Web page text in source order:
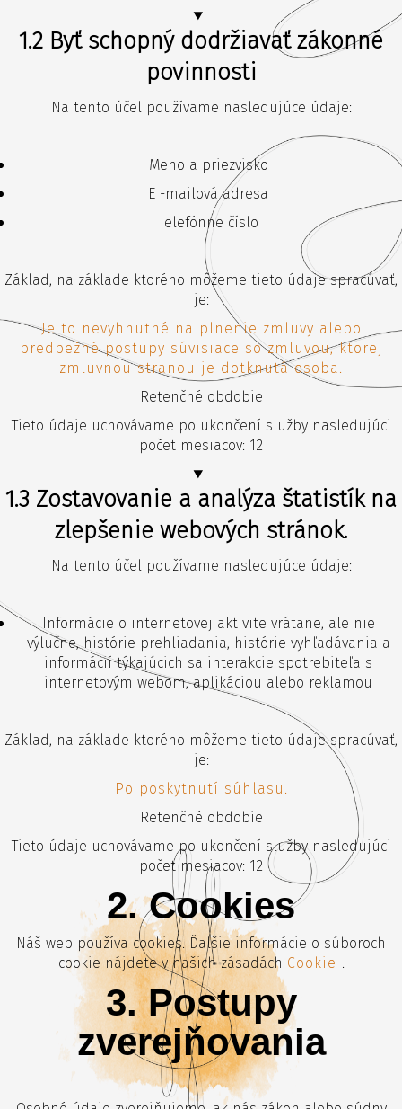
1.2 Byť schopný dodržiavať zákonné
povinnosti
Na tento účel používame nasledujúce údaje:
Meno a priezvisko
E -mailová adresa
Telefónne číslo
Základ, na základe ktorého môžeme tieto údaje spracúvať,
je:
Je to nevyhnutné na plnenie zmluvy alebo
predbežné postupy súvisiace so zmluvou, ktorej
zmluvnou stranou je dotknutá osoba.
Retenčné obdobie
Tieto údaje uchovávame po ukončení služby nasledujúci
počet mesiacov: 12
1.3 Zostavovanie a analýza štatistík na
zlepšenie webových stránok.
Na tento účel používame nasledujúce údaje:
Informácie o internetovej aktivite vrátane, ale nie
výlučne, histórie prehliadania, histórie vyhľadávania a
informácií týkajúcich sa interakcie spotrebiteľa s
internetovým webom, aplikáciou alebo reklamou
Základ, na základe ktorého môžeme tieto údaje spracúvať,
je:
Po poskytnutí súhlasu.
Retenčné obdobie
Tieto údaje uchovávame po ukončení služby nasledujúci
počet mesiacov: 12
2. Cookies
Náš web používa cookies. Ďalšie informácie o súboroch
cookie nájdete v našich zásadách Cookie .
3. Postupy
zverejňovania